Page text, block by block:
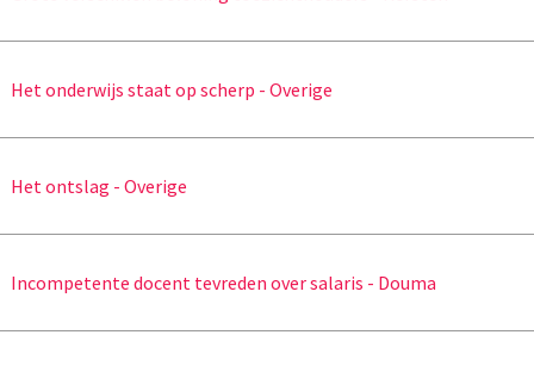
Het onderwijs staat op scherp - Overige
Het ontslag - Overige
Incompetente docent tevreden over salaris - Douma